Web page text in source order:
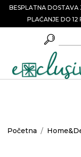
BESPLATNA
PLAĆANJE DO 12
Početna /